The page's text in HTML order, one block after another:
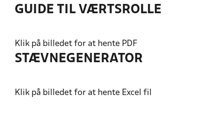
GUIDE TIL VÆRTSROLLE
Klik på billedet for at hente PDF
STÆVNEGENERATOR
Klik på billedet for at hente Excel fil